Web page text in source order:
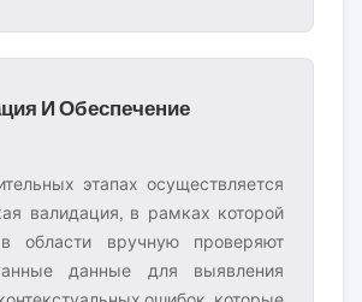
И Обеспечение
этапах осуществляется
валидация, в рамках которой
области вручную проверяют
данные для выявления